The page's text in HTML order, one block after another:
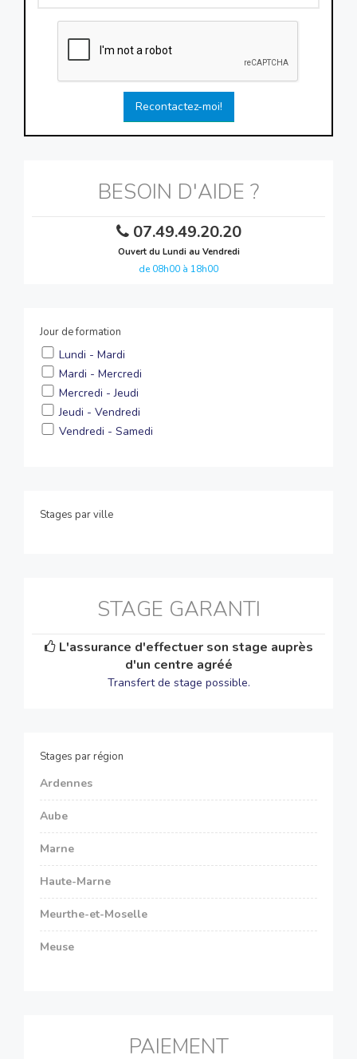
Recontactez-moi!
BESOIN D'AIDE ?
07.49.49.20.20
Ouvert du Lundi au Vendredi
de 08h00 à 18h00
Jour de formation
Lundi - Mardi
Mardi - Mercredi
Mercredi - Jeudi
Jeudi - Vendredi
Vendredi - Samedi
Stages par ville
STAGE GARANTI
L'assurance d'effectuer son stage auprès
d'un centre agréé
Transfert de stage possible.
Stages par région
Ardennes
Aube
Marne
Haute-Marne
Meurthe-et-Moselle
Meuse
PAIEMENT